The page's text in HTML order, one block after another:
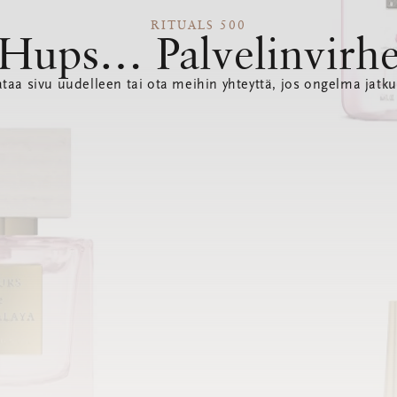
RITUALS 500
sivu uudelleen tai ota meihin yhteyttä, jos ongelma